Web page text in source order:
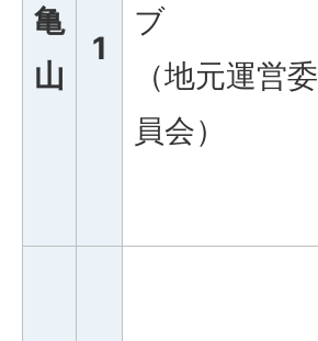
亀
山
1
ブ
（地元運営委
員会）